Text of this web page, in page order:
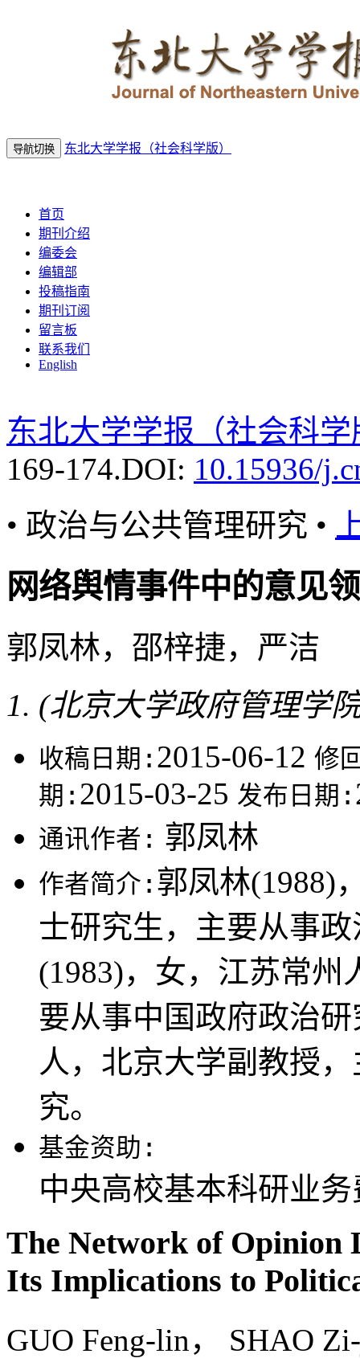
导航切换 东北大学学报（社会科学版）
首页
期刊介绍
编委会
编辑部
投稿指南
期刊订阅
留言板
联系我们
English
东北大学学报（社会科学
169-174.DOI: 10.15936/
• 政治与公共管理研究 •
网络舆情事件中的意见
郭凤林，邵梓捷，严洁
(北京大学政府管理学
收稿日期: 2015-06-12 修
期: 2015-03-25 发布日期:
通讯作者: 郭凤林
作者简介: 郭凤林(1988)
士研究生，主要从事
(1983)，女，江苏常
要从事中国政府政治
人，北京大学副教授
究。
基金资助:
中央高校基本科研业
The Network of Opinion
Its Implications to
GUO Feng-lin， SHAO